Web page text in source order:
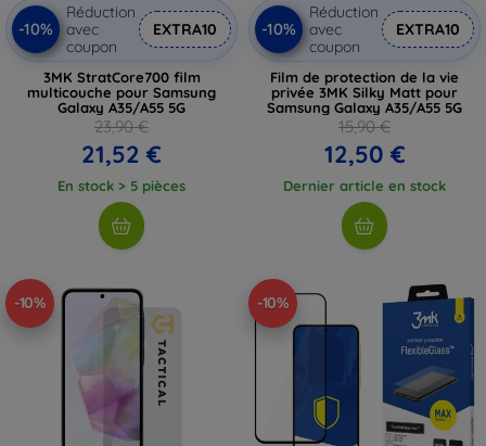
-10%
Réduction
avec
coupon
EXTRA10
3MK StratCore700 film
multicouche pour Samsung
Galaxy A35/A55 5G
23,90 €
21,52 €
En stock > 5 pièces
-10%
Réduction
avec
coupon
EXTRA10
Film de protection de la vie
privée 3MK Silky Matt pour
Samsung Galaxy A35/A55 5G
15,90 €
12,50 €
Dernier article en stock
-10% -10%